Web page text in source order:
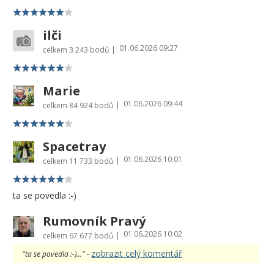
ilči
celkem 3 243 bodů | 01.06.2026 09:27
Marie
celkem 84 924 bodů | 01.06.2026 09:44
Spacetray
celkem 11 733 bodů | 01.06.2026 10:01
ta se povedla :-)
Rumovník Pravý
celkem 67 677 bodů | 01.06.2026 10:02
"ta se povedla :-)..." - zobrazit celý komentář